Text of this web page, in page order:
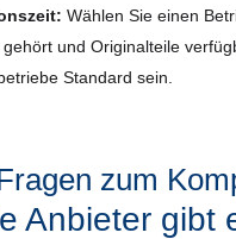
Wählen Sie einen
und Originalteile
Standard sein.
zum
Anbieter gibt